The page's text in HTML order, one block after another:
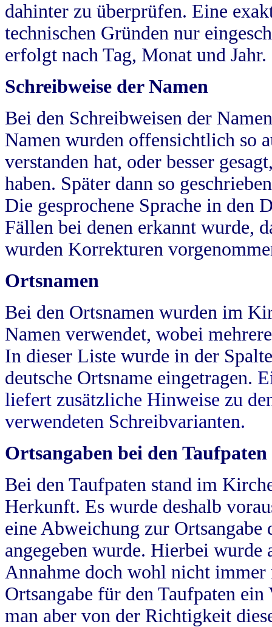
dahinter zu überprüfen. Eine
technischen Gründen nur
erfolgt nach Tag, Monat und Jahr.
Schreibweise der Namen
Bei den Schreibweisen der
Namen wurden offensichtlich so
verstanden hat, oder besser
haben. Später dann so
Die gesprochene Sprache in
Fällen bei denen erkannt wurde,
wurden Korrekturen
Ortsnamen
Bei den Ortsnamen wurden im
Namen verwendet, wobei
In dieser Liste wurde in der
deutsche Ortsname eingetragen.
liefert zusätzliche Hinweise zu
verwendeten Schreibvarianten.
Ortsangaben bei den Taufpaten
Bei den Taufpaten stand im
Herkunft. Es wurde deshalb
eine Abweichung zur
angegeben wurde. Hierbei wurde
Annahme doch wohl nicht
Ortsangabe für den Taufpaten
man aber von der Richtigkeit